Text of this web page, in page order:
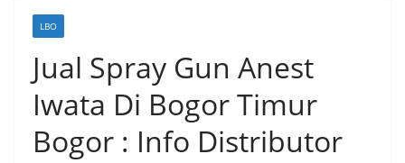
LBO
Jual Spray Gun Anest
Iwata Di Bogor Timur
Bogor : Info Distributor